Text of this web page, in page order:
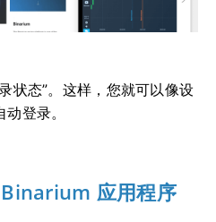
状态”。这样，您就可以像设
登录。
应用程序